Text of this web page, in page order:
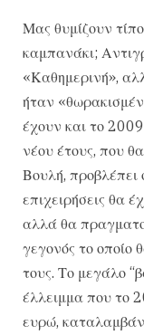
Μας θυμίζουν
καμπανάκι;
«Καθημερινή»,
ήταν
έχουν και το
νέου έτους, που
Βουλή, προβλέπει
επιχειρήσεις θα
αλλά θα
γεγονός το οποίο
τους. Το μεγάλο
έλλειμμα που το
ευρώ,